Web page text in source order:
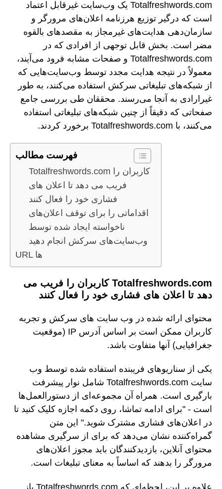
Totalfreshwords.com یک وب‌سایت غیرقابل اعتماد
است که درگیر توزیع هرزنامه اعلان‌های مرورگر و
سازمان‌دهی هدایت‌های غیرمجاز به مقصدهای بالقوه
مضر است. بخش قابل توجهی از افرادی که در
Totalfreshwords.com و صفحات مشابه فرود می‌آیند،
معمولاً در نتیجه هدایت مجدد توسط وب‌سایت‌هایی که
از شبکه‌های تبلیغاتی سرکش استفاده می‌کنند، به طور
غیرارادی به آنجا می‌رسند. محققان طی بررسی جامع
صفحاتی که دقیقاً از چنین شبکه‌های تبلیغاتی استفاده
می‌کنند، با Totalfreshwords.com برخورد کردند.
فهرست مطالب
Totalfreshwords.com کاربران را
فریب می دهد تا اعلان های
فشاری خود را فعال کنند
اقداماتی را برای توقف اعلان‌های
ناخواسته ایجاد شده توسط
وب‌سایت‌های سرکش انجام دهید
URL ها
Totalfreshwords.com کاربران را فریب می
دهد تا اعلان های فشاری خود را فعال کنند
محتوای ارائه شده در وب سایت های سرکش و تجربه
کاربران ممکن است بر اساس آدرس IP (موقعیت
جغرافیایی) آنها متفاوت باشد.
یکی از سناریوهای فریبنده استفاده شده توسط وب
سایت Totalfreshwords.com شامل نوار پیشرفت
بارگیری است. همراه آن مجموعه‌ای از دستورالعمل‌ها
است - "برای ادامه تماشا، روی دکمه اجازه کلیک کنید تا
در اعلان‌های فشاری مشترک شوید." این متن
گمراه‌کننده نشان می‌دهد که برای از سرگیری مشاهده
محتوای آنلاین، بازدیدکنندگان باید مجوز اعلان‌های
مرورگر را بدهند که اساساً به معنای تبلیغات است.
علاوه بر این، لحظه‌ای که Totalfreshwords.com باز